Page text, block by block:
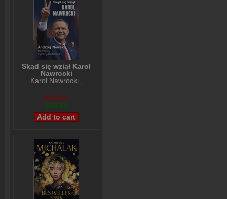
Skąd się wziął Karol
Nawrocki
Karol Nawrocki
$49,69
$39,53